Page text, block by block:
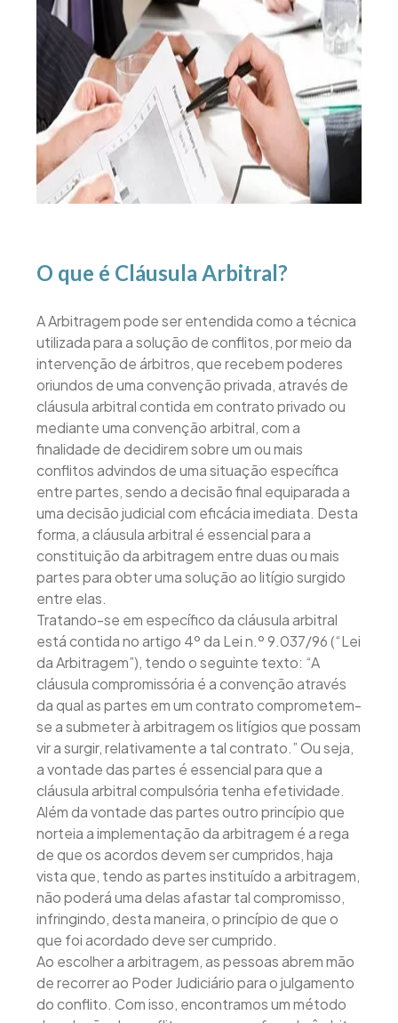
O que é Cláusula Arbitral?
A Arbitragem pode ser entendida como a técnica
utilizada para a solução de conflitos, por meio da
intervenção de árbitros, que recebem poderes
oriundos de uma convenção privada, através de
cláusula arbitral contida em contrato privado ou
mediante uma convenção arbitral, com a
finalidade de decidirem sobre um ou mais
conflitos advindos de uma situação específica
entre partes, sendo a decisão final equiparada a
uma decisão judicial com eficácia imediata. Desta
forma, a cláusula arbitral é essencial para a
constituição da arbitragem entre duas ou mais
partes para obter uma solução ao litígio surgido
entre elas.
Tratando-se em específico da cláusula arbitral
está contida no artigo 4º da Lei n.º 9.037/96 (“Lei
da Arbitragem”), tendo o seguinte texto: “A
cláusula compromissória é a convenção através
da qual as partes em um contrato comprometem-
se a submeter à arbitragem os litígios que possam
vir a surgir, relativamente a tal contrato.” Ou seja,
a vontade das partes é essencial para que a
cláusula arbitral compulsória tenha efetividade.
Além da vontade das partes outro princípio que
norteia a implementação da arbitragem é a rega
de que os acordos devem ser cumpridos, haja
vista que, tendo as partes instituído a arbitragem,
não poderá uma delas afastar tal compromisso,
infringindo, desta maneira, o princípio de que o
que foi acordado deve ser cumprido.
Ao escolher a arbitragem, as pessoas abrem mão
de recorrer ao Poder Judiciário para o julgamento
do conflito. Com isso, encontramos um método